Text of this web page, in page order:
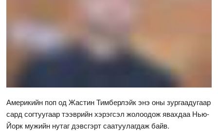
Америкийн поп од Жастин Тимберлэйк энэ оны зургаадугаар
сард согтуугаар тээврийн хэрэгсэл жолоодож явахдаа Нью-
Йорк мужийн нутаг дэвсгэрт саатуулагдаж байв.